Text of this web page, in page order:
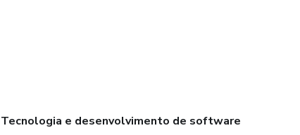
Tecnologia e desenvolvimento de software